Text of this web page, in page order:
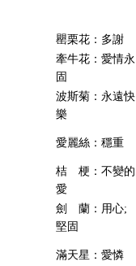
罌栗花：多謝
牽牛花：愛情永
固
波斯菊：永遠快
樂
愛麗絲：穩重
桔 梗：不變的
愛
劍 蘭：用心;
堅固
滿天星：愛憐